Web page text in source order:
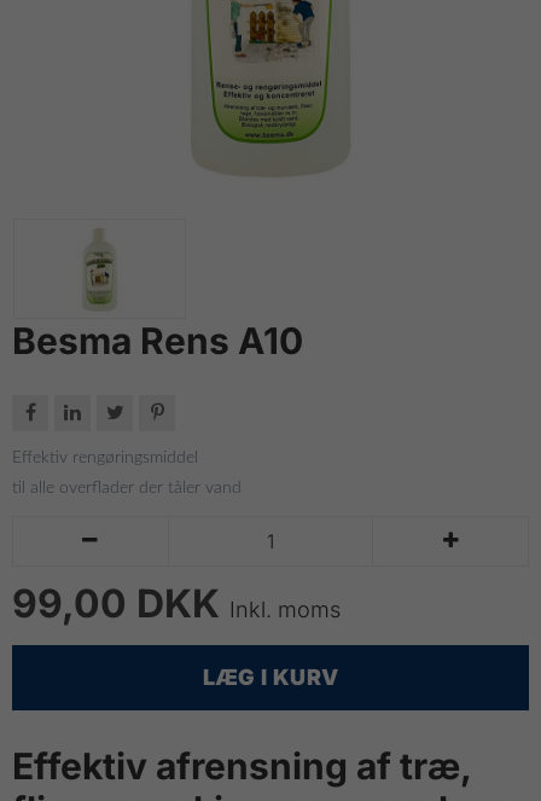
Besma Rens A10
   
Effektiv rengøringsmiddel
til alle overflader der tåler vand
 
99,00 DKK Inkl. moms
LÆG I KURV
Effektiv afrensning af træ,